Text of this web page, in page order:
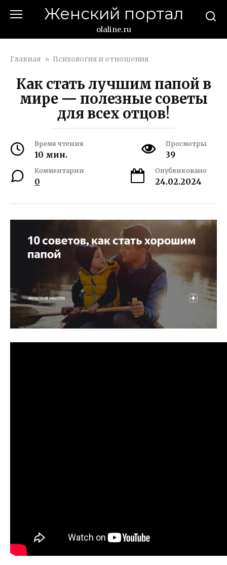
Женский портал
olaline.ru
Главная » Психология и отношения
Как стать лучшим папой в
мире — полезные советы
для всех отцов!
Время чтения
10 мин.
Просмотры
39
Комментарии
0
Опубликовано
24.02.2024